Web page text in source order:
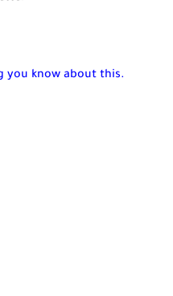
you know about this.